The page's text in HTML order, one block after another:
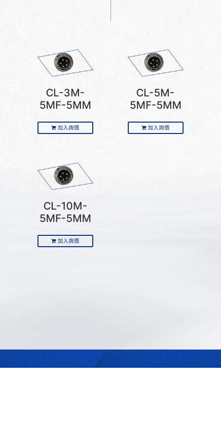
CL-3M-
5MF-5MM
加入詢價
CL-5M-
5MF-5MM
加入詢價
CL-10M-
5MF-5MM
加入詢價